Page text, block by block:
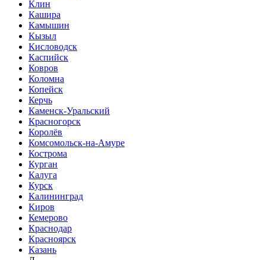
Клин
Кашира
Камышин
Кызыл
Кисловодск
Каспийск
Ковров
Коломна
Копейск
Керчь
Каменск-Уральский
Красногорск
Королёв
Комсомольск-на-Амуре
Кострома
Курган
Калуга
Курск
Калининград
Киров
Кемерово
Краснодар
Красноярск
Казань